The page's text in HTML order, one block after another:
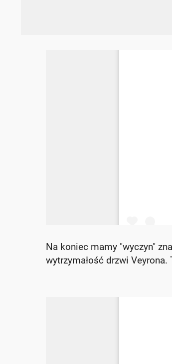
Na koniec mamy "wyczyn"
wytrzymałość drzwi